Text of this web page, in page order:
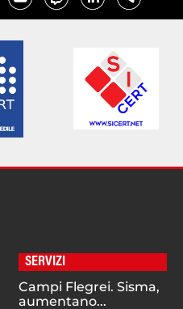
SERVIZI
Campi Flegrei. Sisma,
aumentano...